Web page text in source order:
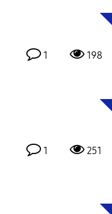
1 198
1 251